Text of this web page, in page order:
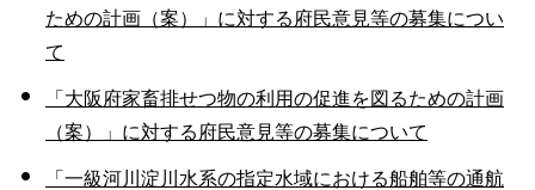
ための計画（案）」に対する府民意見等の募集につい
て
「大阪府家畜排せつ物の利用の促進を図るための計画
（案）」に対する府民意見等の募集について
「一級河川淀川水系の指定水域における船舶等の通航